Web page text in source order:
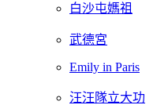
白沙屯媽祖
武德宮
Emily in Paris
汪汪隊立大功